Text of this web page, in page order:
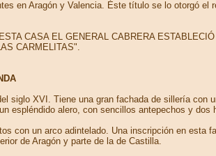
en Aragón y Valencia. Éste título se lo otorgó
CASA EL GENERAL CABRERA
CARMELITAS".
siglo XVI. Tiene una gran fachada de sillería
espléndido alero, con sencillos antepechos y dos
con un arco adintelado. Una inscripción en esta
de Aragón y parte de la de Castilla.